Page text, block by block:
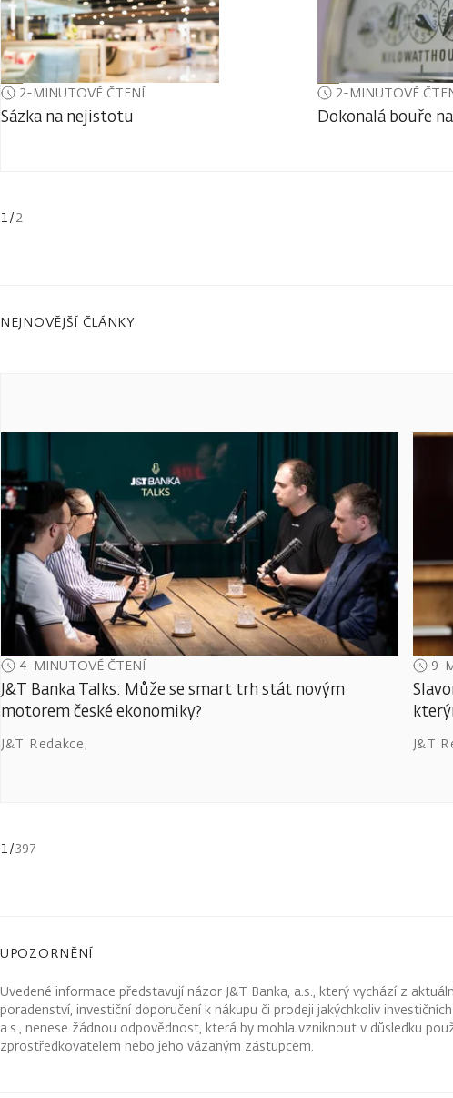
2-MINUTOVÉ ČTENÍ
Sázka na nejistotu
2-MINUTOVÉ
Dokonalá bouře
1 /2
NEJNOVĚJŠÍ ČLÁNKY
4-MINUTOVÉ ČTENÍ
J&T Banka Talks: Může se smart trh stát novým
motorem české ekonomiky?
J&T Redakce,
9-
J&T
1/397
UPOZORNĚNÍ
Uvedené informace představují názor J&T Banka, a.s., který vychází z
poradenství, investiční doporučení k nákupu či prodeji jakýchkoliv
a.s., nenese žádnou odpovědnost, která by mohla vzniknout v důsledku
zprostředkovatelem nebo jeho vázaným zástupcem.